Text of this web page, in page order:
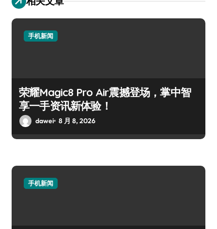
手机新闻
荣耀Magic8 Pro Air震撼登场，掌中智
享一手资讯新体验！
dawei 8 月 8, 2026
手机新闻